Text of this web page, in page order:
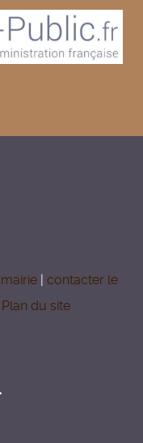
| contacter le
Plan du site